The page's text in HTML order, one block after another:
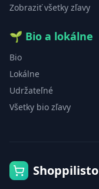
Zobraziť všetky zľavy
🌱 Bio a lokálne
Bio
Lokálne
Udržateľné
Všetky bio zľavy
Shoppilisto